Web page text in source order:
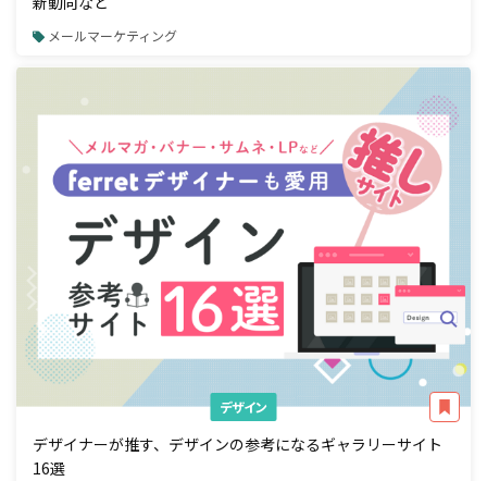
メールマーケティング
デザイン
デザイナーが推す、デザインの参考になるギャラリーサイト
16選